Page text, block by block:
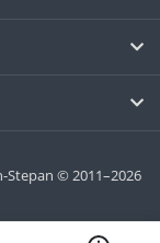
Stepan © 2011–2026